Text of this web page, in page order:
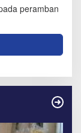
peramban